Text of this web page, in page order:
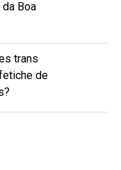
Boa
trans
de